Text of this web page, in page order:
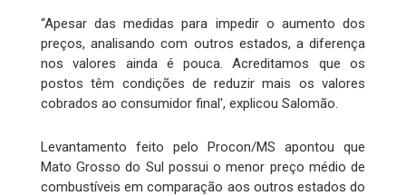
“Apesar das medidas para impedir o aumento dos
preços, analisando com outros estados, a diferença
nos valores ainda é pouca. Acreditamos que os
postos têm condições de reduzir mais os valores
cobrados ao consumidor final', explicou Salomão.
Levantamento feito pelo Procon/MS apontou que
Mato Grosso do Sul possui o menor preço médio de
combustíveis em comparação aos outros estados do